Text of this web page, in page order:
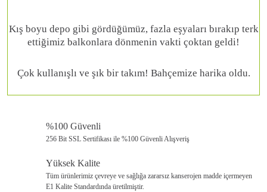
Kış boyu depo gibi gördüğümüz, fazla eşyaları bırakıp terk
ettiğimiz balkonlara dönmenin vakti çoktan geldi!
Çok kullanışlı ve şık bir takım! Bahçemize harika oldu.
%100 Güvenli
256 Bit SSL Sertifikası ile %100 Güvenli Alışveriş
Yüksek Kalite
Tüm ürünlerimiz çevreye ve sağlığa zararsız kanserojen madde içermeyen
E1 Kalite Standardında üretilmiştir.